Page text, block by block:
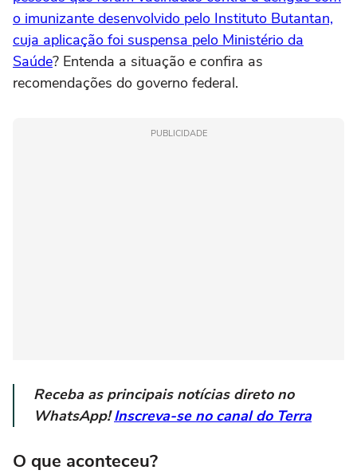
o imunizante desenvolvido pelo Instituto Butantan,
cuja aplicação foi suspensa pelo Ministério da
Saúde? Entenda a situação e confira as
recomendações do governo federal.
PUBLICIDADE
Receba as principais notícias direto no
WhatsApp!Inscreva-se no canal do Terra
O que aconteceu?